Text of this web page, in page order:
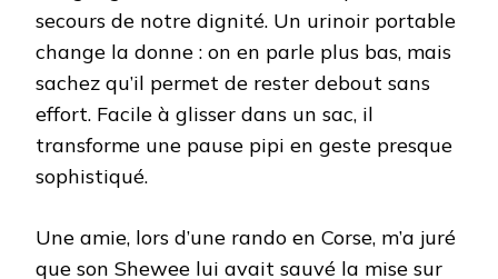
secours de notre dignité. Un urinoir portable
change la donne : on en parle plus bas, mais
sachez qu’il permet de rester debout sans
effort. Facile à glisser dans un sac, il
transforme une pause pipi en geste presque
sophistiqué.
Une amie, lors d’une rando en Corse, m’a juré
que son Shewee lui avait sauvé la mise sur